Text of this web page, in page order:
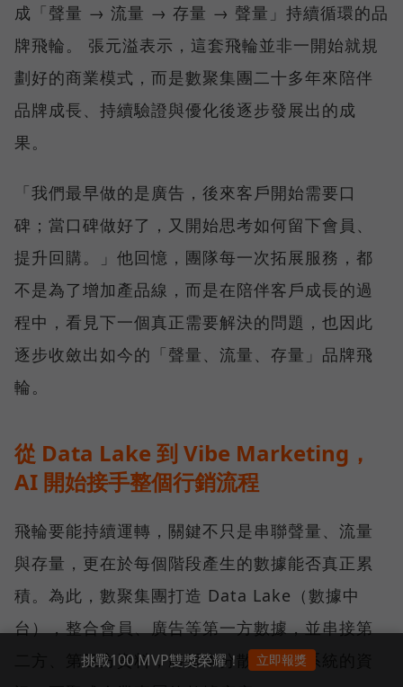
成「聲量 → 流量 → 存量 → 聲量」持續循環的品
牌飛輪。 張元溢表示，這套飛輪並非一開始就規
劃好的商業模式，而是數聚集團二十多年來陪伴
品牌成長、持續驗證與優化後逐步發展出的成
果。
「我們最早做的是廣告，後來客戶開始需要口
碑；當口碑做好了，又開始思考如何留下會員、
提升回購。」他回憶，團隊每一次拓展服務，都
不是為了增加產品線，而是在陪伴客戶成長的過
程中，看見下一個真正需要解決的問題，也因此
逐步收斂出如今的「聲量、流量、存量」品牌飛
輪。
從 Data Lake 到 Vibe Marketing，
AI 開始接手整個行銷流程
飛輪要能持續運轉，關鍵不只是串聯聲量、流量
與存量，更在於每個階段產生的數據能否真正累
積。為此，數聚集團打造 Data Lake（數據中
台），整合會員、廣告等第一方數據，並串接第
二方、第三方資料，將原本分散於不同系統的資
挑戰100 MVP雙獎榮耀！ 立即報獎